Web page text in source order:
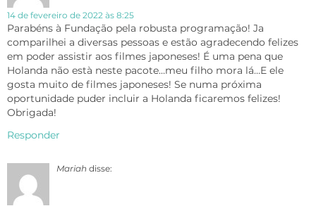
14 de fevereiro de 2022 às 8:25
Parabéns à Fundação pela robusta programação! Ja
comparilhei a diversas pessoas e estão agradecendo felizes
em poder assistir aos filmes japoneses! É uma pena que
Holanda não està neste pacote…meu filho mora lá…E ele
gosta muito de filmes japoneses! Se numa próxima
oportunidade puder incluir a Holanda ficaremos felizes!
Obrigada!
Responder
Mariah disse: